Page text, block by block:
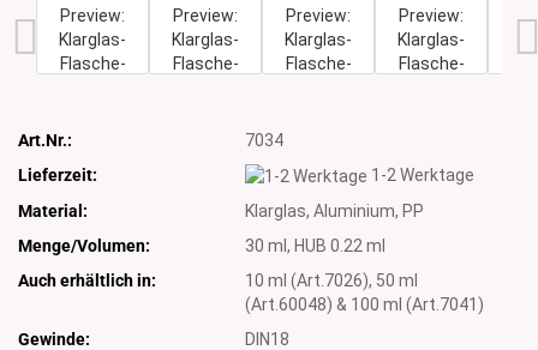
Art.Nr.:
7034
Lieferzeit:
1-2 Werktage
Material:
Klarglas, Aluminium, PP
Menge/Volumen:
30 ml, HUB 0.22 ml
Auch erhältlich in:
10 ml (Art.7026), 50 ml
(Art.60048) & 100 ml (Art.7041)
Gewinde:
DIN18